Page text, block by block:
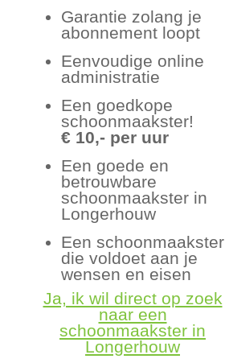
Garantie zolang je
abonnement loopt
Eenvoudige online
administratie
Een goedkope
schoonmaakster!
€ 10,- per uur
Een goede en
betrouwbare
schoonmaakster in
Longerhouw
Een schoonmaakster
die voldoet aan je
wensen en eisen
Ja, ik wil direct op zoek
naar een
schoonmaakster in
Longerhouw